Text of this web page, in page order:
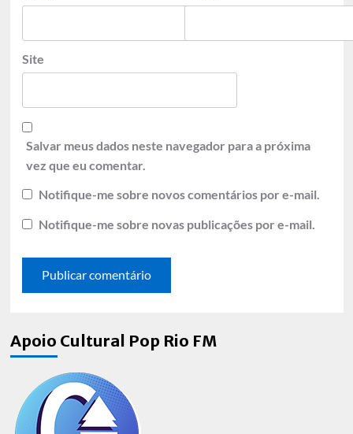
Site
Salvar meus dados neste navegador para a próxima
vez que eu comentar.
Notifique-me sobre novos comentários por e-mail.
Notifique-me sobre novas publicações por e-mail.
Apoio Cultural Pop Rio FM